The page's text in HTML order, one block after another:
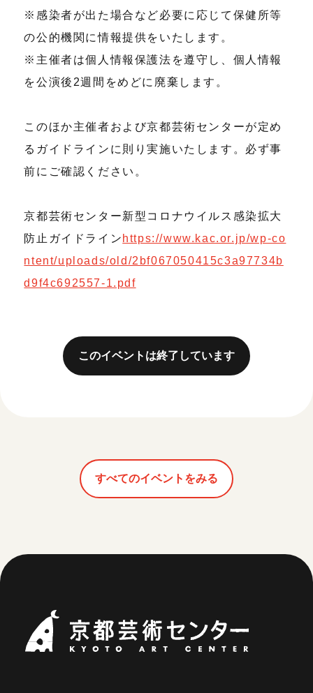
※感染者が出た場合など必要に応じて保健所等
の公的機関に情報提供をいたします。
※主催者は個人情報保護法を遵守し、個人情報
を公演後2週間をめどに廃棄します。
このほか主催者および京都芸術センターが定め
るガイドラインに則り実施いたします。必ず事
前にご確認ください。
京都芸術センター新型コロナウイルス感染拡大
防止ガイドライン https://www.kac.or.jp/wp-co
ntent/uploads/old/2bf067050415c3a97734b
d9f4c692557-1.pdf
このイベントは終了しています
すべてのイベントをみる